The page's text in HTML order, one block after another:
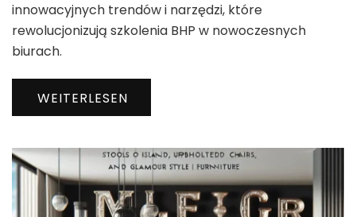
innowacyjnych trendów i narzędzi, które
rewolucjonizują szkolenia BHP w nowoczesnych
biurach.
WEITERLESEN